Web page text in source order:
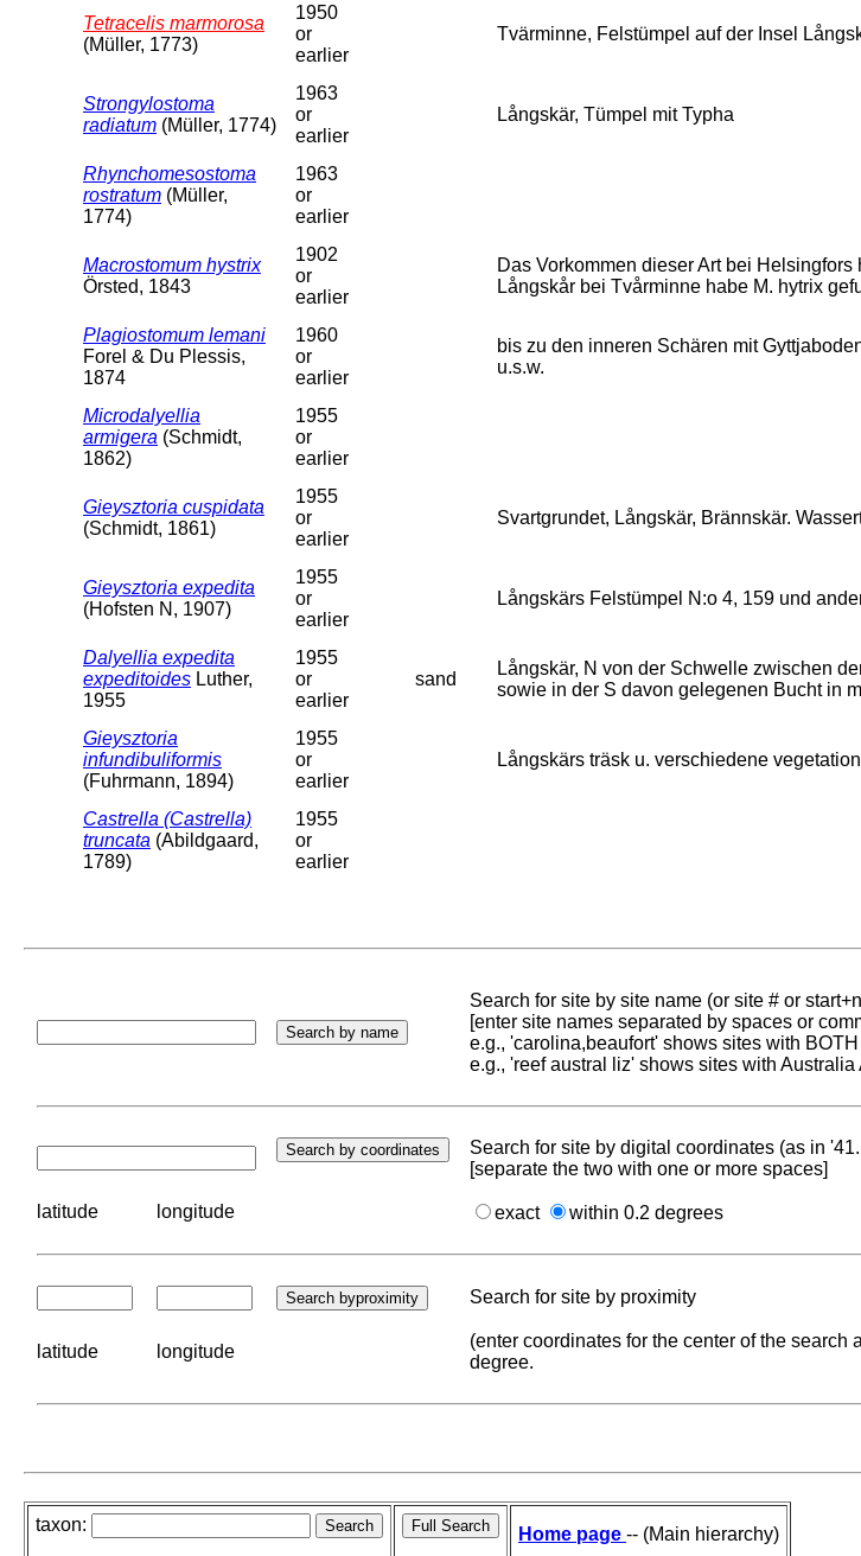
Tetracelis marmorosa
(Müller, 1773)
1950
or
earlier
Tvärminne, Felstümpel auf der Insel
Strongylostoma
radiatum (Müller, 1774)
1963
or
earlier
Långskär, Tümpel mit Typha
Rhynchomesostoma
rostratum (Müller,
1774)
1963
or
earlier
Macrostomum hystrix
Örsted, 1843
1902
or
earlier
Das Vorkommen dieser Art bei
Långskår bei Tvårminne habe M. hytrix
Plagiostomum lemani
Forel & Du Plessis,
1874
1960
or
earlier
bis zu den inneren Schären mit
u.s.w.
Microdalyellia
armigera (Schmidt,
1862)
1955
or
earlier
Gieysztoria cuspidata
(Schmidt, 1861)
1955
or
earlier
Svartgrundet, Långskär, Brännskär.
Gieysztoria expedita
(Hofsten N, 1907)
1955
or
earlier
Långskärs Felstümpel N:o 4, 159 und
Dalyellia expedita
expeditoides Luther,
1955
1955
or
earlier
sand
Långskär, N von der Schwelle zwischen
sowie in der S davon gelegenen Bucht in
Gieysztoria
infundibuliformis
(Fuhrmann, 1894)
1955
or
earlier
Långskärs träsk u. verschiedene
Castrella (Castrella)
truncata (Abildgaard,
1789)
1955
or
earlier
Search for site by site name (or site # or
[enter site names separated by spaces or
e.g., 'carolina,beaufort' shows sites with
e.g., 'reef austral liz' shows sites with
Search for site by digital coordinates (as in
[separate the two with one or more spaces]
latitude longitude exact within 0.2 degrees
Search for site by proximity
latitude longitude
(enter coordinates for the center of the search
degree.
taxon: Home page -- (Main hierarchy)